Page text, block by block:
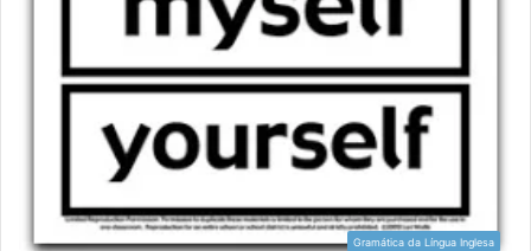
Gramática da Língua Inglesa